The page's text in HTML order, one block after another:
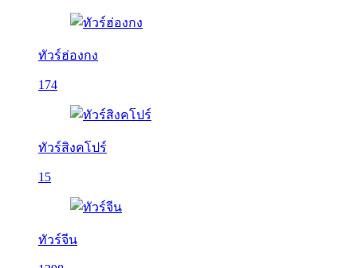
ทัวร์ฮ่องกง
174
ทัวร์สิงคโปร์
15
ทัวร์จีน